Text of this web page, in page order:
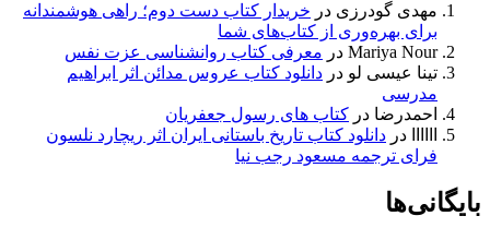
مهدی گودرزی در خریدار کتاب دست دوم؛ راهی هوشمندانه
برای بهره‌وری از کتاب‌های شما
Mariya Nour در معرفی کتاب روانشناسی عزت نفس
تینا عیسی لو در دانلود کتاب عروس مدائن اثر ابراهیم
مدرسی
احمدرضا در کتاب های رسول جعفریان
در دانلود کتاب تاریخ باستانی ایران اثر ریچارد نلسون
فرای ترجمه مسعود رجب نیا
بایگانی‌ها